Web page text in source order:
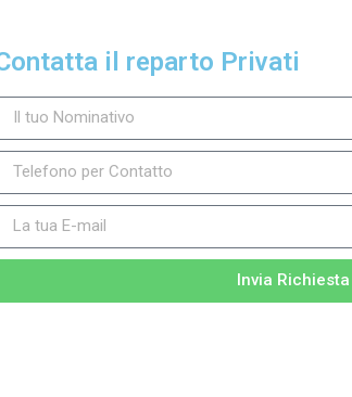
il reparto Privati
Invia Richiesta